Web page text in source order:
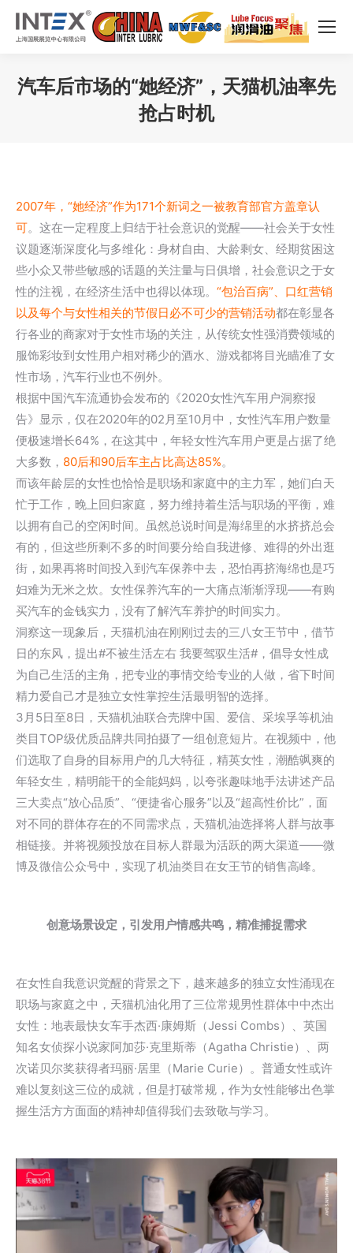
汽车后市场的“她经济”，天猫机油率先
抢占时机
2007年，“她经济”作为171个新词之一被教育部官方盖章认
可。这在一定程度上归结于社会意识的觉醒——社会关于女性
议题逐渐深度化与多维化：身材自由、大龄剩女、经期贫困这
些小众又带些敏感的话题的关注量与日俱增，社会意识之于女
性的注视，在经济生活中也得以体现。 “包治百病”、口红营销
以及每个与女性相关的节假日必不可少的营销活动都在彰显各
行各业的商家对于女性市场的关注，从传统女性强消费领域的
服饰彩妆到女性用户相对稀少的酒水、游戏都将目光瞄准了女
性市场，汽车行业也不例外。
根据中国汽车流通协会发布的《2020女性汽车用户洞察报
告》显示，仅在2020年的02月至10月中，女性汽车用户数量
便极速增长64%，在这其中，年轻女性汽车用户更是占据了绝
大多数， 80后和90后车主占比高达85%。
而该年龄层的女性也恰恰是职场和家庭中的主力军，她们白天
忙于工作，晚上回归家庭，努力维持着生活与职场的平衡，难
以拥有自己的空闲时间。虽然总说时间是海绵里的水挤挤总会
有的，但这些所剩不多的时间要分给自我进修、难得的外出逛
街，如果再将时间投入到汽车保养中去，恐怕再挤海绵也是巧
妇难为无米之炊。女性保养汽车的一大痛点渐渐浮现——有购
买汽车的金钱实力，没有了解汽车养护的时间实力。
洞察这一现象后，天猫机油在刚刚过去的三八女王节中，借节
日的东风，提出#不被生活左右 我要驾驭生活#，倡导女性成
为自己生活的主角，把专业的事情交给专业的人做，省下时间
精力爱自己才是独立女性掌控生活最明智的选择。
3月5日至8日，天猫机油联合壳牌中国、爱信、采埃孚等机油
类目TOP级优质品牌共同拍摄了一组创意短片。在视频中，他
们选取了自身的目标用户的几大特征，精英女性，潮酷飒爽的
年轻女生，精明能干的全能妈妈，以夸张趣味地手法讲述产品
三大卖点“放心品质”、“便捷省心服务”以及“超高性价比”，面
对不同的群体存在的不同需求点，天猫机油选择将人群与故事
相链接。并将视频投放在目标人群最为活跃的两大渠道——微
博及微信公众号中，实现了机油类目在女王节的销售高峰。
创意场景设定，引发用户情感共鸣，精准捕捉需求
在女性自我意识觉醒的背景之下，越来越多的独立女性涌现在
职场与家庭之中，天猫机油化用了三位常规男性群体中中杰出
女性：地表最快女车手杰西·康姆斯（Jessi Combs）、英国
知名女侦探小说家阿加莎·克里斯蒂（Agatha Christie）、两
次诺贝尔奖获得者玛丽·居里（Marie Curie）。普通女性或许
难以复刻这三位的成就，但是打破常规，作为女性能够出色掌
握生活方方面面的精神却值得我们去致敬与学习。